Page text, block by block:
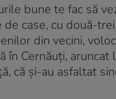
bune te fac să
de case, cu două-
din vecini,
în Cernăuți, aruncat
că și-au asfaltat